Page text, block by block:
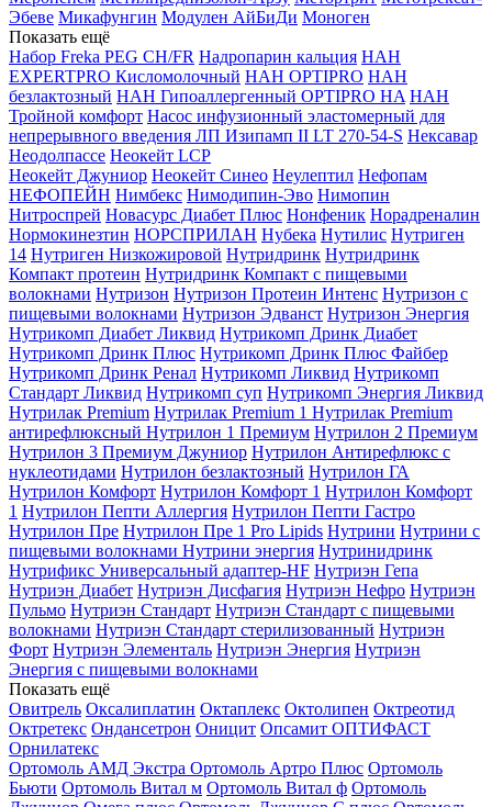
Эбеве Микафунгин Модулен АйБиДи Моноген
Показать ещё
Набор Freka PEG CH/FR Надропарин кальция НАН
EXPERTPRO Кисломолочный НАН OPTIPRO НАН
безлактозный НАН Гипоаллергенный OPTIPRO HA НАН
Тройной комфорт Насос инфузионный эластомерный для
непрерывного введения ЛП Изипамп II LT 270-54-S Нексавар
Неодолпассе Неокейт LCP
Неокейт Джуниор Неокейт Синео Неулептил Нефопам
НЕФОПЕЙН Нимбекс Нимодипин-Эво Нимопин
Нитроспрей Новасурс Диабет Плюс Нонфеник Норадреналин
Нормокинезтин НОРСПРИЛАН Нубека Нутилис Нутриген
14 Нутриген Низкожировой Нутридринк Нутридринк
Компакт протеин Нутридринк Компакт с пищевыми
волокнами Нутризон Нутризон Протеин Интенс Нутризон с
пищевыми волокнами Нутризон Эдванст Нутризон Энергия
Нутрикомп Диабет Ликвид Нутрикомп Дринк Диабет
Нутрикомп Дринк Плюс Нутрикомп Дринк Плюс Файбер
Нутрикомп Дринк Ренал Нутрикомп Ликвид Нутрикомп
Стандарт Ликвид Нутрикомп суп Нутрикомп Энергия Ликвид
Нутрилак Premium Нутрилак Premium 1 Нутрилак Premium
антирефлюксный Нутрилон 1 Премиум Нутрилон 2 Премиум
Нутрилон 3 Премиум Джуниор Нутрилон Антирефлюкс с
нуклеотидами Нутрилон безлактозный Нутрилон ГА
Нутрилон Комфорт Нутрилон Комфорт 1 Нутрилон Комфорт
1 Нутрилон Пепти Аллергия Нутрилон Пепти Гастро
Нутрилон Пре Нутрилон Пре 1 Pro Lipids Нутрини Нутрини с
пищевыми волокнами Нутрини энергия Нутринидринк
Нутрификс Универсальный адаптер-HF Нутриэн Гепа
Нутриэн Диабет Нутриэн Дисфагия Нутриэн Нефро Нутриэн
Пульмо Нутриэн Стандарт Нутриэн Стандарт с пищевыми
волокнами Нутриэн Стандарт стерилизованный Нутриэн
Форт Нутриэн Элементаль Нутриэн Энергия Нутриэн
Энергия с пищевыми волокнами
Показать ещё
Овитрель Оксалиплатин Октаплекс Октолипен Октреотид
Октретекс Ондансетрон Оницит Опсамит ОПТИФАСТ
Орнилатекс
Ортомоль АМД Экстра Ортомоль Артро Плюс Ортомоль
Бьюти Ортомоль Витал м Ортомоль Витал ф Ортомоль